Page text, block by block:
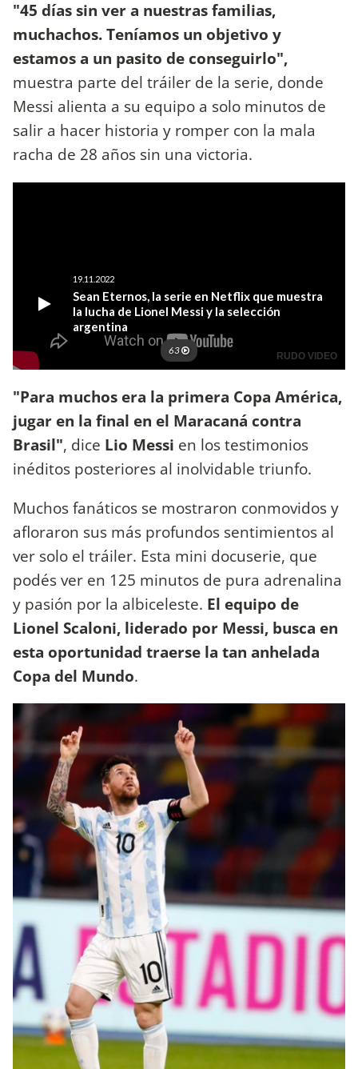
"45 días sin ver a nuestras familias,
muchachos. Teníamos un objetivo y
estamos a un pasito de conseguirlo",
muestra parte del tráiler de la serie, donde
Messi alienta a su equipo a solo minutos de
salir a hacer historia y romper con la mala
racha de 28 años sin una victoria.
"Para muchos era la primera Copa América,
jugar en la final en el Maracaná contra
Brasil", dice Lio Messi en los testimonios
inéditos posteriores al inolvidable triunfo.
Muchos fanáticos se mostraron conmovidos y
afloraron sus más profundos sentimientos al
ver solo el tráiler. Esta mini docuserie, que
podés ver en 125 minutos de pura adrenalina
y pasión por la albiceleste. El equipo de
Lionel Scaloni, liderado por Messi, busca en
esta oportunidad traerse la tan anhelada
Copa del Mundo.